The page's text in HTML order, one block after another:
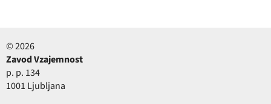
© 2026
Zavod Vzajemnost
p. p. 134
1001 Ljubljana